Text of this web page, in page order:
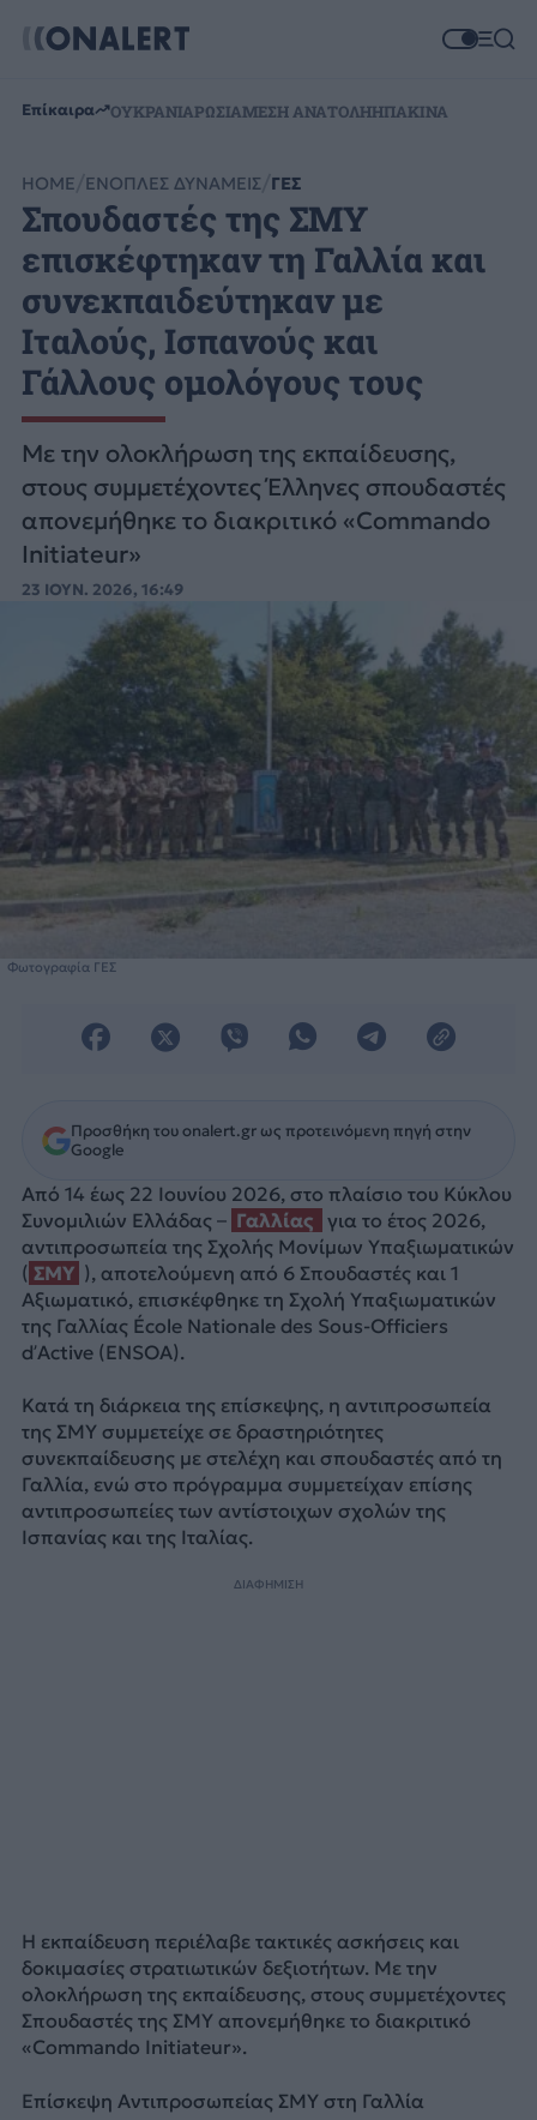
Επίκαιρα ΟΥΚΡΑΝΙΑΡΩΣΙΑΜΕΣΗ ΑΝΑΤΟΛΗΗΠΑΚΙΝΑ
HOME ΕΝΟΠΛΕΣ ΔΥΝΑΜΕΙΣ ΓΕΣ
Σπουδαστές της ΣΜΥ
επισκέφτηκαν τη Γαλλία και
συνεκπαιδεύτηκαν με
Ιταλούς, Ισπανούς και
Γάλλους ομολόγους τους
Με την ολοκλήρωση της εκπαίδευσης,
στους συμμετέχοντες Έλληνες σπουδαστές
απονεμήθηκε το διακριτικό «Commando
Initiateur»
23 ΙΟΥΝ. 2026, 16:49
Φωτογραφία ΓΕΣ
Προσθήκη του onalert.gr ως προτεινόμενη πηγή στην
Google
Από 14 έως 22 Ιουνίου 2026, στο πλαίσιο του Κύκλου
Συνομιλιών Ελλάδας – Γαλλίας για το έτος 2026,
αντιπροσωπεία της Σχολής Μονίμων Υπαξιωματικών
( ΣΜΥ ), αποτελούμενη από 6 Σπουδαστές και 1
Αξιωματικό, επισκέφθηκε τη Σχολή Υπαξιωματικών
της Γαλλίας École Nationale des Sous-Officiers
d’Active (ENSOA).
Κατά τη διάρκεια της επίσκεψης, η αντιπροσωπεία
της ΣΜΥ συμμετείχε σε δραστηριότητες
συνεκπαίδευσης με στελέχη και σπουδαστές από τη
Γαλλία, ενώ στο πρόγραμμα συμμετείχαν επίσης
αντιπροσωπείες των αντίστοιχων σχολών της
Ισπανίας και της Ιταλίας.
ΔΙΑΦΗΜΙΣΗ
Η εκπαίδευση περιέλαβε τακτικές ασκήσεις και
δοκιμασίες στρατιωτικών δεξιοτήτων. Με την
ολοκλήρωση της εκπαίδευσης, στους συμμετέχοντες
Σπουδαστές της ΣΜΥ απονεμήθηκε το διακριτικό
«Commando Initiateur».
Επίσκεψη Αντιπροσωπείας ΣΜΥ στη Γαλλία